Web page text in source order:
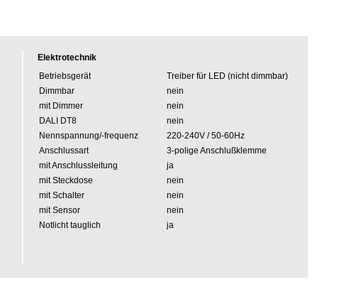
Elektrotechnik
Betriebsgerät
Treiber für LED (nicht dimmbar)
Dimmbar
nein
mit Dimmer
nein
DALI DT8
nein
Nennspannung/-frequenz
220-240V / 50-60Hz
Anschlussart
3-polige Anschlußklemme
mit Anschlussleitung
ja
mit Steckdose
nein
mit Schalter
nein
mit Sensor
nein
Notlicht tauglich
ja